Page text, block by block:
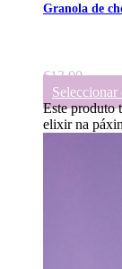
Granola de
€13.00
Seleccionar
Este produto
elixir na